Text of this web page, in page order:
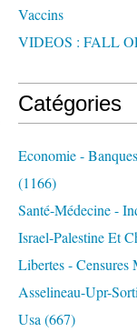
Vaccins
VIDEOS : FALL
Catégories
Economie -
(1166)
Santé-Médecine -
Israel-Palestine Et
Libertes - Censures
Asselineau-Upr-
Usa (667)